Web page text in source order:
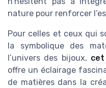
nature pour renforcer
Pour celles et ceux qui
la symbolique des
l’univers des bijoux,
offre un éclairage
de matières dans la